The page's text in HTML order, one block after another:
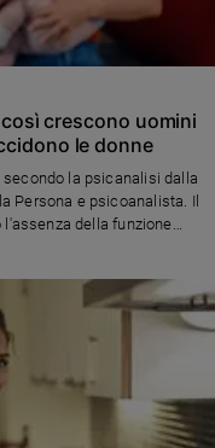
crescono uomini
le donne
la psicanalisi dalla
Persona e psicoanalista. Il
l'assenza della funzione
madre e bambino. Un
contengono la
la disfunzionalità della
sul pensiero profondo e
godimento immediato